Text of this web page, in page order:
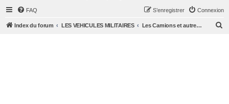
FAQ Connexion
S’enregistrer
Index du forum LES VEHICULES MILITAIRES Les Camions et autres VLTT : Renault, Simca, Marmon, Saviem, Berliet, Sovamag, Land Rover, ...